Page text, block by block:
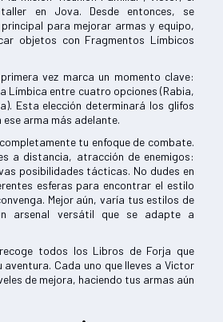
en Jova. Desde entonces, se
para mejorar armas y equipo,
objetos con Fragmentos Límbicos
vez marca un momento clave:
Límbica entre cuatro opciones (Rabia,
Esta elección determinará los glifos
arma más adelante.
tu enfoque de combate.
a distancia, atracción de enemigos:
posibilidades tácticas. No dudes en
esferas para encontrar el estilo
Mejor aún, varía tus estilos de
arsenal versátil que se adapte a
todos los Libros de Forja que
Cada uno que lleves a Victor
de mejora, haciendo tus armas aún